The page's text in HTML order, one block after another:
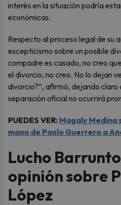
interés en la situación podría
económicas.
Respecto al proceso legal de su
escepticismo sobre un posible
compadre es casado, no creo
el divorcio, no creo. No lo dejan
divorcio?”, afirmó, dejando claro
separación oficial no ocurrirá
PUEDES VER: Magaly Medina
mano de Paolo Guerrero a
Lucho
opinión sobre
López